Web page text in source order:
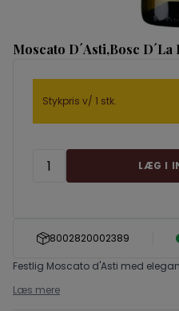
Moscato D´Asti,Bosc D´La
8002820002389
Festlig Moscato d'Asti med
Læs mere
Stykpris v/ 1 stk.
LÆG I